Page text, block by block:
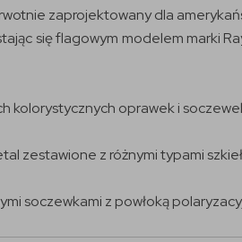
zaprojektowany dla
się flagowym modelem marki
kolorystycznych oprawek i
zestawione z różnymi typami
soczewkami z powłoką